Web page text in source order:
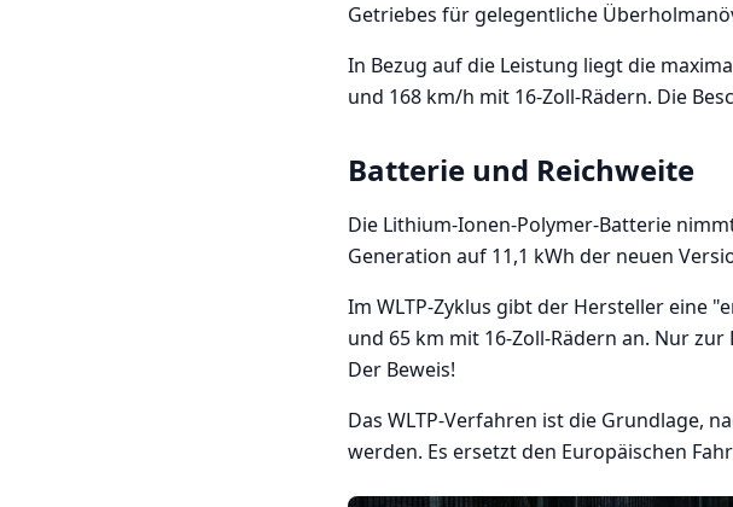
Getriebes für gelegentliche
In Bezug auf die Leistung liegt die
und 168 km/h mit 16-Zoll-Rädern. Die
Batterie und Reichweite
Die Lithium-Ionen-Polymer-Batterie
Generation auf 11,1 kWh der neuen
Im WLTP-Zyklus gibt der Hersteller eine
und 65 km mit 16-Zoll-Rädern an. Nur
Der Beweis!
Das WLTP-Verfahren ist die Grundlage,
werden. Es ersetzt den Europäischen